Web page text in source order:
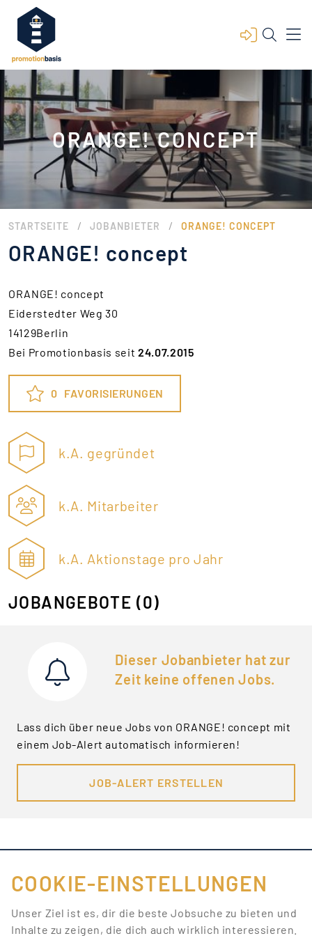
ORANGE! CONCEPT
STARTSEITE / JOBANBIETER / ORANGE! CONCEPT
ORANGE! concept
ORANGE! concept
Eiderstedter Weg 30
14129Berlin
Bei Promotionbasis seit24.07.2015
0 FAVORISIERUNGEN
k.A. gegründet
k.A. Mitarbeiter
k.A. Aktionstage pro Jahr
JOBANGEBOTE (0)
Dieser Jobanbieter hat zur
Zeit keine offenen Jobs.
Lass dich über neue Jobs von ORANGE! concept mit
einem Job-Alert automatisch informieren!
JOB-ALERT ERSTELLEN
FÜR JOBANBIETER
LINKS
COOKIE-EINSTELLUNGEN
Unser Ziel ist es, dir die beste Jobsuche zu bieten und
Inhalte zu zeigen, die dich auch wirklich interessieren.